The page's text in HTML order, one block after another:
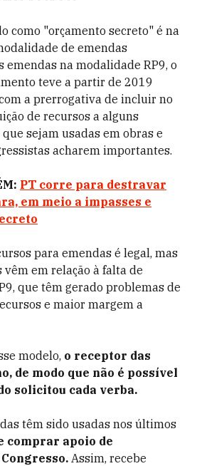
como "orçamento secreto" é na
de emendas
emendas na modalidade RP9, o
teve a partir de 2019
a prerrogativa de incluir no
de recursos a alguns
sejam usadas em obras e
acharem importantes.
PT corre para destravar
em meio a impasses e
para emendas é legal, mas
em relação à falta de
que têm gerado problemas de
e maior margem a
modelo, o receptor das
de modo que não é possível
solicitou cada verba.
têm sido usadas nos últimos
comprar apoio de
Assim, recebe